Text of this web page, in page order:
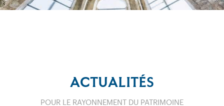
ACTUALITÉS
POUR LE RAYONNEMENT DU PATRIMOINE